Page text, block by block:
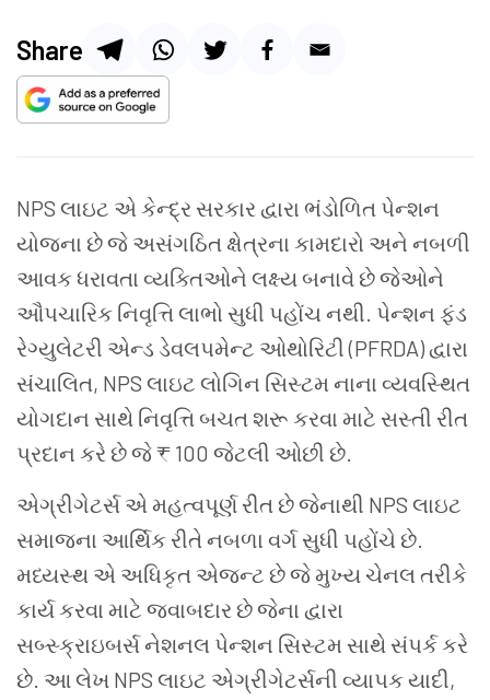
Share
NPS લાઇટ એ કેન્દ્ર સરકાર દ્વારા ભંડોળિત પેન્શન
યોજના છે જે અસંગઠિત ક્ષેત્રના કામદારો અને નબળી
આવક ધરાવતા વ્યક્તિઓને લક્ષ્ય બનાવે છે જેઓને
ઔપચારિક નિવૃત્તિ લાભો સુધી પહોંચ નથી. પેન્શન ફંડ
રેગ્યુલેટરી એન્ડ ડેવલપમેન્ટ ઓથોરિટી (PFRDA) દ્વારા
સંચાલિત, NPS લાઇટ લોગિન સિસ્ટમ નાના વ્યવસ્થિત
યોગદાન સાથે નિવૃત્તિ બચત શરૂ કરવા માટે સસ્તી રીત
પ્રદાન કરે છે જે ₹ 100 જેટલી ઓછી છે.
એગ્રીગેટર્સ એ મહત્વપૂર્ણ રીત છે જેનાથી NPS લાઇટ
સમાજના આર્થિક રીતે નબળા વર્ગ સુધી પહોંચે છે.
મધ્યસ્થ એ અધિકૃત એજન્ટ છે જે મુખ્ય ચેનલ તરીકે
કાર્ય કરવા માટે જવાબદાર છે જેના દ્વારા
સબ્સ્ક્રાઇબર્સનેશનલ પેન્શન સિસ્ટમ સાથે સંપર્ક કરે
છે. આ લેખ NPS લાઇટ એગ્રીગેટર્સની વ્યાપક યાદી,